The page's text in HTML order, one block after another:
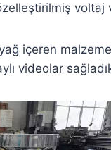
voltaj
içeren
videolar